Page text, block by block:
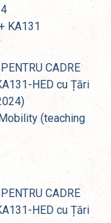
KA131
CADRE
HED cu Țări
(teaching
CADRE
HED cu Țări